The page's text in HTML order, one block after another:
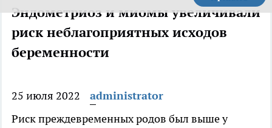
Эндометриоз и миомы увеличивали
риск неблагоприятных исходов
беременности
25 июля 2022
administrator
Риск преждевременных родов был выше у